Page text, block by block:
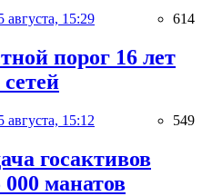
августа, 15:29 614
порог 16 лет
августа, 15:12 549
госактивов
манатов